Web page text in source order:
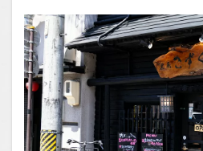
の担々
冷麺！
五感を
刺激す
る至極
の一杯
1.0.4
弾力の
ある麺